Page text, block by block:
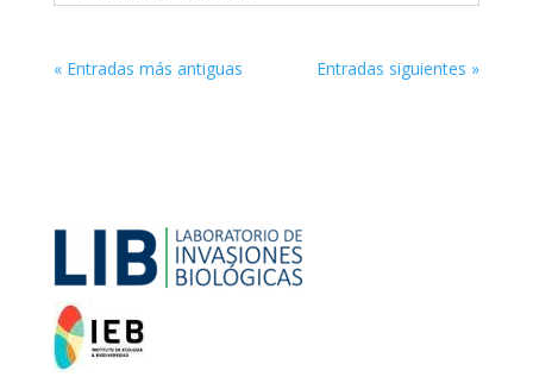
« Entradas más antiguas Entradas siguientes »